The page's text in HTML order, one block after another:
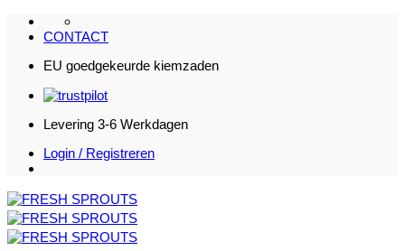
naar
CONTACT
EU goedgekeurde kiemzaden
Levering 3-6 Werkdagen
Login / Registreren